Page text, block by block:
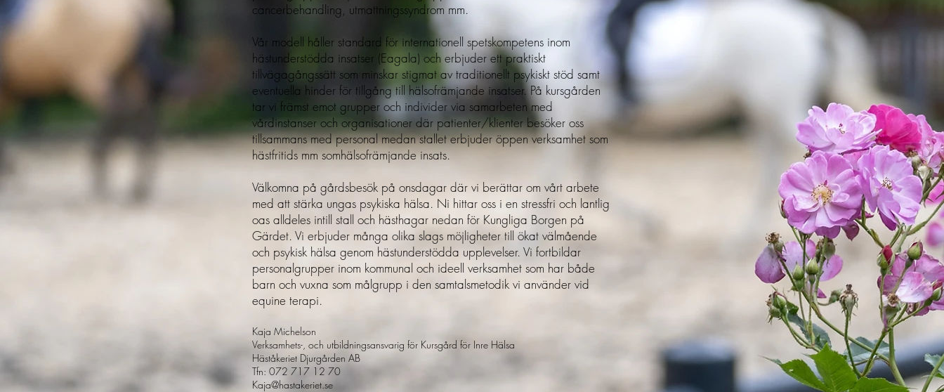
cancerbehandling, utmattningssyndrom mm.
Vår modell håller standard för internationell spetskompetens inom
hästunderstödda insatser (Eagala) och erbjuder ett praktiskt
tillvägagångssätt som minskar stigmat av traditionellt psykiskt stöd samt
eventuella hinder för tillgång till hälsofrämjande insatser. På kursgården
tar vi främst emot grupper och individer via samarbeten med
vårdinstanser och organisationer där patienter/klienter besöker oss
tillsammans med personal medan stallet erbjuder öppen verksamhet som
hästfritids mm somhälsofrämjande insats.​
Välkomna på gårdsbesök på onsdagar där vi berättar om vårt arbete
med att stärka ungas psykiska hälsa. Ni hittar oss i en stressfri och lantlig
oas alldeles intill stall och hästhagar nedan för Kungliga Borgen på
Gärdet. Vi erbjuder många olika slags möjligheter till ökat välmående
och psykisk hälsa genom hästunderstödda upplevelser. Vi fortbildar
personalgrupper inom kommunal och ideell verksamhet som har både
barn och vuxna som målgrupp i den samtalsmetodik vi använder vid
equine terapi.
Kaja Michelson
Verksamhets-, och utbildningsansvarig för Kursgård för Inre Hälsa
Häståkeriet Djurgården AB
Tfn: 072 717 12 70
Kaja@hastakeriet.se